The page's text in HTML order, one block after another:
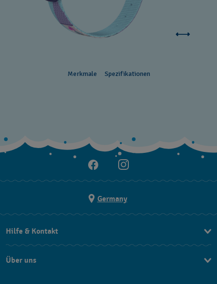
Merkmale Spezifikationen
Germany
Hilfe & Kontakt
Über uns